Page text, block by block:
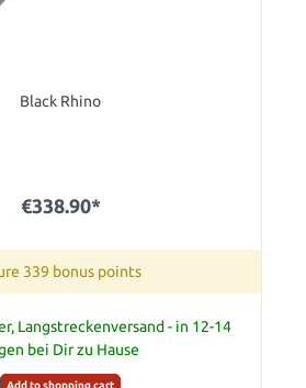
Black Rhino
€338.90*
339 bonus points
Langstreckenversand - in 12-14
bei Dir zu Hause
Add to shopping cart